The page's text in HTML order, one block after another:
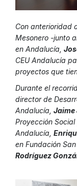
Con anterioridad
Mesonero -junto
en Andalucía,
CEU Andalucía
proyectos que
Durante el
director de
Andalucía, Jaime
Proyección
Andalucía,
en Fundación
Rodríguez